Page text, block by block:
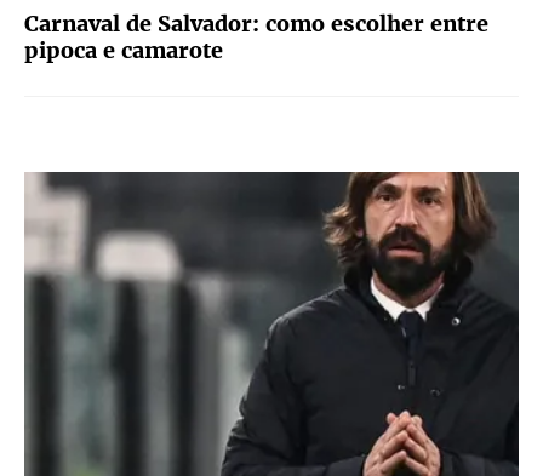
Carnaval de Salvador: como escolher entre
pipoca e camarote